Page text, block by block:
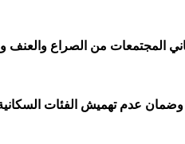
المجتمعات من الصراع والعنف
وضمان عدم تهميش الفئات